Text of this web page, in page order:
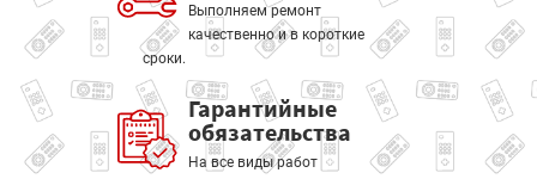
Выполняем ремонт
качественно и в короткие
сроки.
Гарантийные
обязательства
На все виды работ